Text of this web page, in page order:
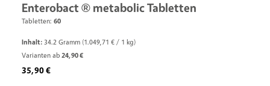
Enterobact ® metabolic Tabletten
Tabletten: 60
Inhalt: 34.2 Gramm (1.049,71 € / 1 kg)
Varianten ab 24,90 €
Regulärer Preis:
35,90 €